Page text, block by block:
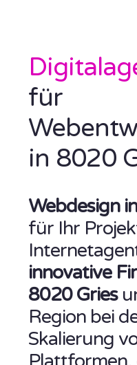
für
in 8020
Webdesign
für Ihr
innovative
8020 Gries
Region bei
Skalierung